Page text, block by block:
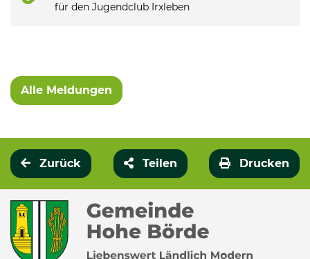
für den Jugendclub Irxleben
Alle Meldungen
Zurück Teilen Drucken